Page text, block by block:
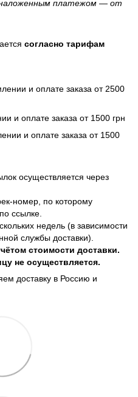
наложенным платежом — от
согласно тарифам
и оплате заказа от 2500
и оплате заказа от 1500 грн
и оплате заказа от 1500
осуществляется через
номер, по которому
ссылке.
недель (в зависимости
службы доставки).
стоимости доставки.
не осуществляется.
доставку в Россию и